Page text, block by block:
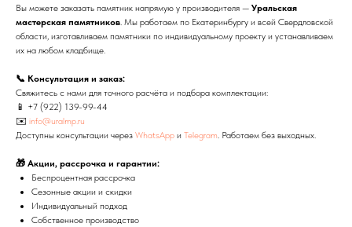
Вы можете заказать памятник напрямую у производителя — Уральская
мастерская памятников. Мы работаем по Екатеринбургу и всей Свердловской
области, изготавливаем памятники по индивидуальному проекту и устанавливаем
их на любом кладбище.
📞 Консультация и заказ:
Свяжитесь с нами для точного расчёта и подбора комплектации:
📱 +7 (922) 139-99-44
✉️ info@uralmp.ru
Доступны консультации через WhatsApp и Telegram. Работаем без выходных.
🎁 Акции, рассрочка и гарантии:
Беспроцентная рассрочка
Сезонные акции и скидки
Индивидуальный подход
Собственное производство